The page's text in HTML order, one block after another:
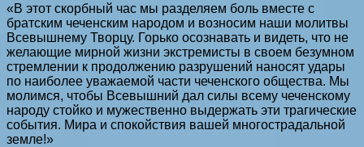
«В этот скорбный час мы разделяем боль вместе с
братским чеченским народом и возносим наши молитвы
Всевышнему Творцу. Горько осознавать и видеть, что не
желающие мирной жизни экстремисты в своем безумном
стремлении к продолжению разрушений наносят удары
по наиболее уважаемой части чеченского общества. Мы
молимся, чтобы Всевышний дал силы всему чеченскому
народу стойко и мужественно выдержать эти трагические
события. Мира и спокойствия вашей многострадальной
земле!»